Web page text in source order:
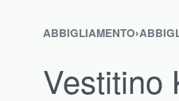
ABBIGLIAMENTO›
Vestitino